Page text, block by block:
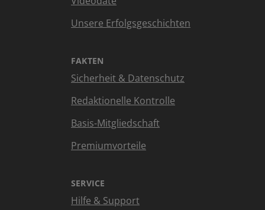
Unsere Erfolgsgeschichten
FAKTEN
Sicherheit & Datenschutz
Redaktionelle Kontrolle
Basis-Mitgliedschaft
Premiumvorteile
SERVICE
Hilfe & Support